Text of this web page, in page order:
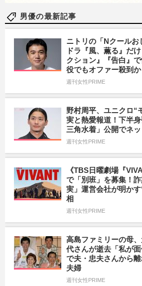
男優の最新記事
ニトリの「Nクール
ドラ『風、薫る』だ
クション』『告白』
役でもオファー殺到か
週刊女性PRIME
野村周平、ユニクロ“
実と熱愛報道！下半
三角水着」公開でネ
週刊女性PRIME
《TBS日曜劇場『
で「別班」を募集！
実」運営会社が明か
相
週刊女性PRIME
高島ファミリーの母
代さんが逝去「私が
で夫・忠夫さんから
夫婦
週刊女性PRIME